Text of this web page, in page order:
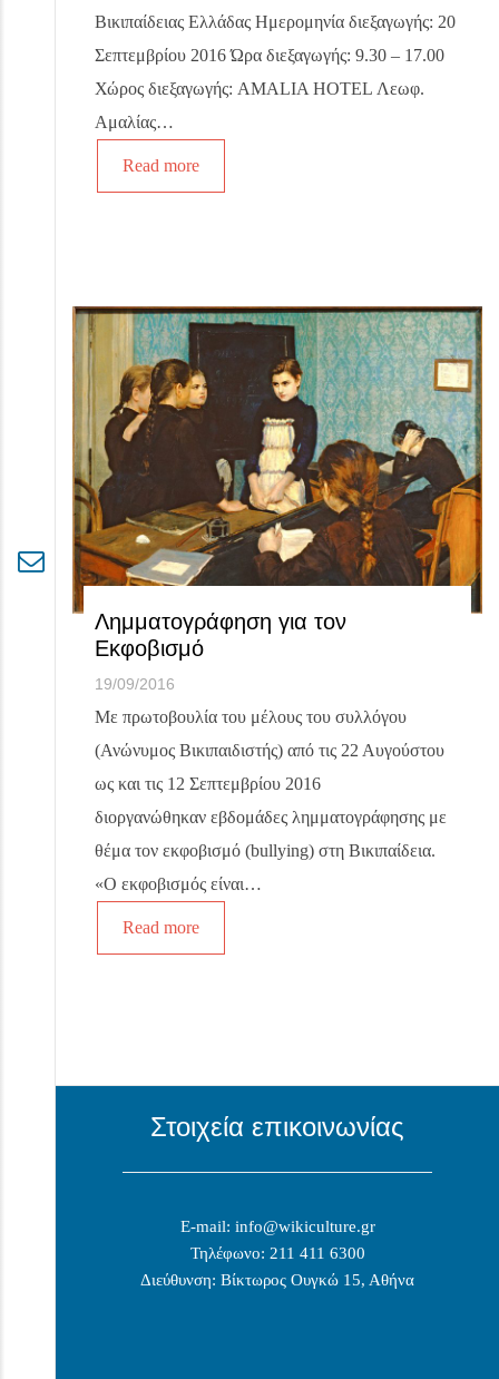
Βικιπαίδειας Ελλάδας Ημερομηνία διεξαγωγής: 20
Σεπτεμβρίου 2016 Ώρα διεξαγωγής: 9.30 – 17.00
Χώρος διεξαγωγής: AMALIA HOTEL Λεωφ.
Αμαλίας…
Read more
Λημματογράφηση για τον
Εκφοβισμό
19/09/2016
Με πρωτοβουλία του μέλους του συλλόγου
(Ανώνυμος Βικιπαιδιστής) από τις 22 Αυγούστου
ως και τις 12 Σεπτεμβρίου 2016
διοργανώθηκαν εβδομάδες λημματογράφησης με
θέμα τον εκφοβισμό (bullying) στη Βικιπαίδεια.
«Ο εκφοβισμός είναι…
Read more
Στοιχεία επικοινωνίας
E-mail: info@wikiculture.gr
Τηλέφωνο: 211 411 6300
Διεύθυνση: Βίκτωρος Ουγκώ 15, Αθήνα